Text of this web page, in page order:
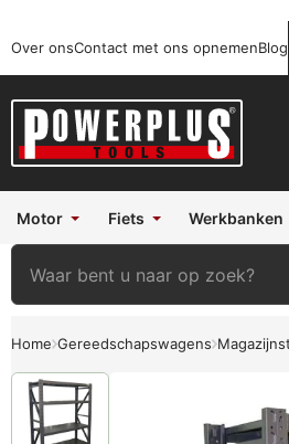
Over onsContact met ons opnemenBlog
Motor Fiets Werkbanken
Home Gereedschapswagens